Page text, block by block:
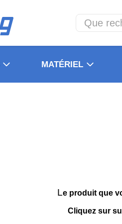
MATÉRIEL
Le produit que
Cliquez sur